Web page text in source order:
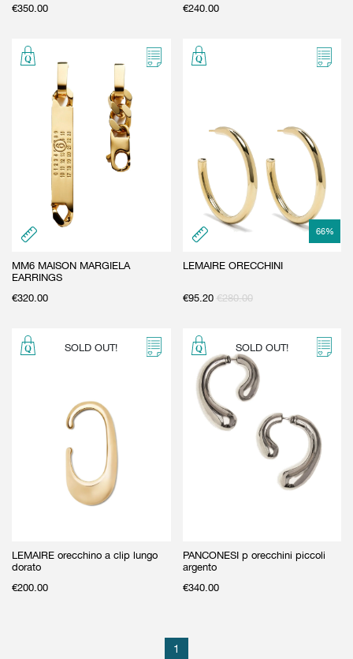
€350.00
€240.00
MM6 MAISON MARGIELA
EARRINGS
€320.00
66%
LEMAIRE ORECCHINI
€95.20 €280.00
SOLD OUT!
LEMAIRE orecchino a clip lungo
dorato
€200.00
SOLD OUT!
PANCONESI p orecchini piccoli
argento
€340.00
1